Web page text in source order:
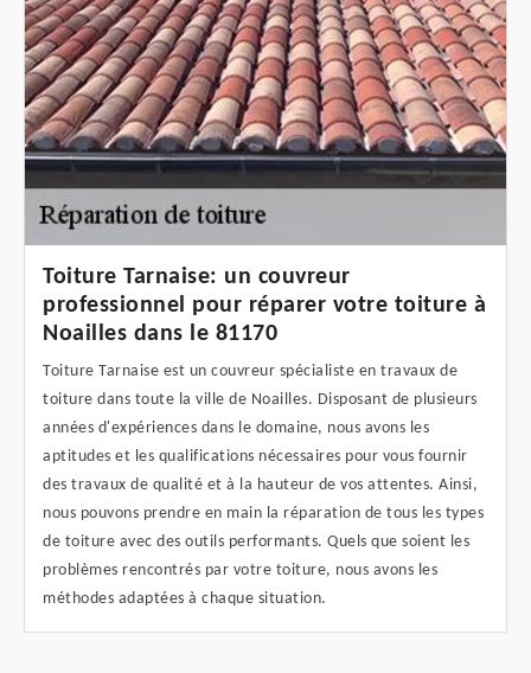
Toiture Tarnaise: un couvreur
professionnel pour réparer votre toiture à
Noailles dans le 81170
Toiture Tarnaise est un couvreur spécialiste en travaux de
toiture dans toute la ville de Noailles. Disposant de plusieurs
années d'expériences dans le domaine, nous avons les
aptitudes et les qualifications nécessaires pour vous fournir
des travaux de qualité et à la hauteur de vos attentes. Ainsi,
nous pouvons prendre en main la réparation de tous les types
de toiture avec des outils performants. Quels que soient les
problèmes rencontrés par votre toiture, nous avons les
méthodes adaptées à chaque situation.